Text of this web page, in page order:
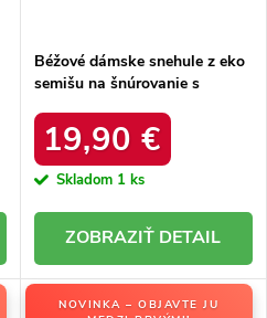
Béžové dámske snehule z eko
semišu na šnúrovanie s
produktu C3016 BEIGE
19,90 €
Skladom 1 ks
DETAIL
NOVINKA – OBJAVTE JU